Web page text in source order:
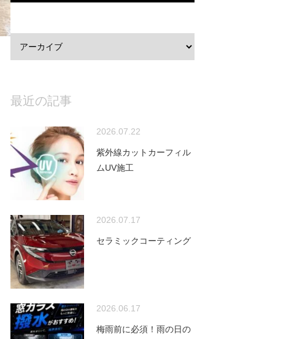
最近の記事
2026.07.22
紫外線カットカーフィル
ムUV施工
2026.07.17
セラミックコーティング
2026.06.17
梅雨前に必須！雨の日の